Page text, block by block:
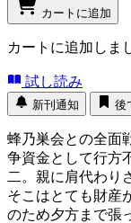
カートに追加
カートに追加しま
試し読み
新刊通知 後
蜂乃巣会との全面
争資金として行方
二。親に肩代わり
そこはとても財産
のため夕方まで張